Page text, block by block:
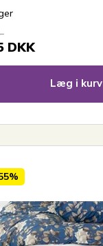
DKK
Læg i kurv